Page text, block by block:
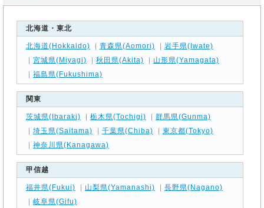
北海道・東北
北海道(Hokkaido) 青森県(Aomori)
岩手県(Iwate)
宮城県(Miyagi) 秋田県(Akita)
山形県(Yamagata)
福島県(Fukushima)
関東
茨城県(Ibaraki) 栃木県(Tochigi)
群馬県(Gunma)
埼玉県(Saitama) 千葉県(Chiba)
東京都(Tokyo)
神奈川県(Kanagawa)
甲信越
福井県(Fukui) 山梨県(Yamanashi)
長野県(Nagano)
岐阜県(Gifu)